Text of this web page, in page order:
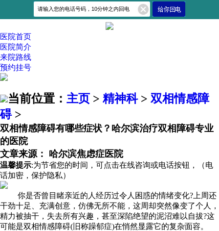
医院首页
医院简介
来院路线
预约挂号
当前位置： 主页 > 精神科> 双相情感障
碍>
双相情感障碍有哪些症状？哈尔滨治疗双相障碍专业
的医院
文章来源： 哈尔滨焦虑症医院
温馨提示:为节省您的时间，可点击在线咨询或电话按钮，（电
话加密，保护隐私）
你是否曾目睹亲近的人经历过令人困惑的情绪变化?上周还
干劲十足、充满创意，仿佛无所不能，这周却突然像变了个人，
精力被抽干，失去所有兴趣，甚至深陷绝望的泥沼难以自拔?这
可能是双相情感障碍(旧称躁郁症)在悄然显露它的复杂面容。